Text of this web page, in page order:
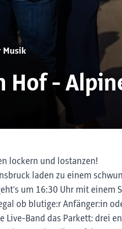
Musik
Hof -
lockern und lostanzen!
laden zu einem
um 16:30 Uhr mit
ob blutige:r Anfänger:in
Band das Parkett: drei